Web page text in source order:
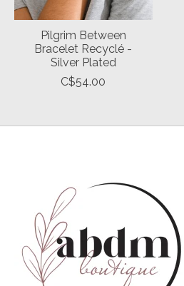
Pilgrim Between
Bracelet Recyclé -
Silver Plated
C$54.00